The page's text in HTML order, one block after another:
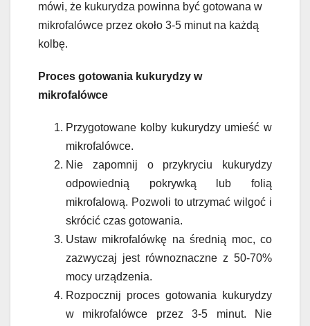
mówi, że kukurydza powinna być gotowana w
mikrofalówce przez około 3-5 minut na każdą
kolbę.
Proces gotowania kukurydzy w
mikrofalówce
Przygotowane kolby kukurydzy umieść w
mikrofalówce.
Nie zapomnij o przykryciu kukurydzy
odpowiednią pokrywką lub folią
mikrofalową. Pozwoli to utrzymać wilgoć i
skrócić czas gotowania.
Ustaw mikrofalówkę na średnią moc, co
zazwyczaj jest równoznaczne z 50-70%
mocy urządzenia.
Rozpocznij proces gotowania kukurydzy
w mikrofalówce przez 3-5 minut. Nie